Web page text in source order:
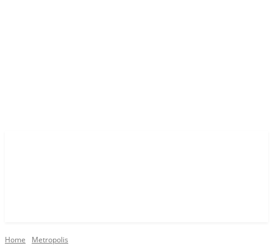
Home Metropolis